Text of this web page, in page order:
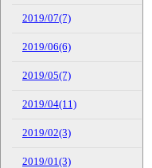
2019/07(7)
2019/06(6)
2019/05(7)
2019/04(11)
2019/02(3)
2019/01(3)